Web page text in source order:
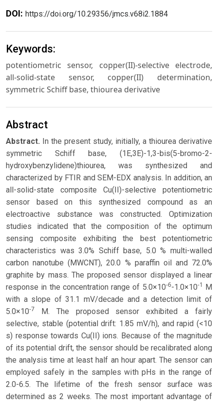
DOI: https://doi.org/10.29356/jmcs.v68i2.1884
Keywords:
potentiometric sensor, copper(II)-selective electrode,
all-solid-state sensor, copper(II) determination,
symmetric Schiff base, thiourea derivative
Abstract
Abstract. In the present study, initially, a thiourea derivative
symmetric Schiff base, (1E,3E)-1,3-bis(5-bromo-2-
hydroxybenzylidene)thiourea, was synthesized and
characterized by FTIR and SEM-EDX analysis. In addition, an
all-solid-state composite Cu(II)-selective potentiometric
sensor based on this synthesized compound as an
electroactive substance was constructed. Optimization
studies indicated that the composition of the optimum
sensing composite exhibiting the best potentiometric
characteristics was 3.0% Schiff base, 5.0 % multi-walled
carbon nanotube (MWCNT), 20.0 % paraffin oil and 72.0%
graphite by mass. The proposed sensor displayed a linear
response in the concentration range of 5.0×10-6-1.0×10-1 M
with a slope of 31.1 mV/decade and a detection limit of
5.0×10-7 M. The proposed sensor exhibited a fairly
selective, stable (potential drift: 1.85 mV/h), and rapid (<10
s) response towards Cu(II) ions. Because of the magnitude
of its potential drift, the sensor should be recalibrated along
the analysis time at least half an hour apart. The sensor can
employed safely in the samples with pHs in the range of
2.0-6.5. The lifetime of the fresh sensor surface was
determined as 2 weeks. The most important advantage of